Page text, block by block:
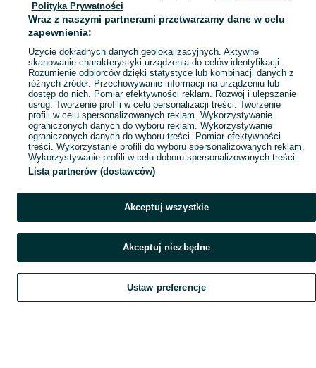
Mapa miejscowości
Mapa ministron
Szukaj Obserwujesz Dodaj Czat Konto
Polityka Prywatności
Wraz z naszymi partnerami przetwarzamy dane w celu
zapewnienia:
Użycie dokładnych danych geolokalizacyjnych. Aktywne
skanowanie charakterystyki urządzenia do celów identyfikacji.
Rozumienie odbiorców dzięki statystyce lub kombinacji danych z
różnych źródeł. Przechowywanie informacji na urządzeniu lub
dostęp do nich. Pomiar efektywności reklam. Rozwój i ulepszanie
usług. Tworzenie profili w celu personalizacji treści. Tworzenie
profili w celu spersonalizowanych reklam. Wykorzystywanie
ograniczonych danych do wyboru reklam. Wykorzystywanie
ograniczonych danych do wyboru treści. Pomiar efektywności
treści. Wykorzystanie profili do wyboru spersonalizowanych reklam.
Wykorzystywanie profili w celu doboru spersonalizowanych treści.
Lista partnerów (dostawców)
Akceptuj wszystkie
Akceptuj niezbędne
Ustaw preferencje